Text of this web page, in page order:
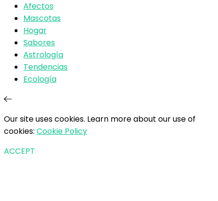
Afectos
Mascotas
Hogar
Sabores
Astrología
Tendencias
Ecología
Our site uses cookies. Learn more about our use of
cookies: Cookie Policy
ACCEPT